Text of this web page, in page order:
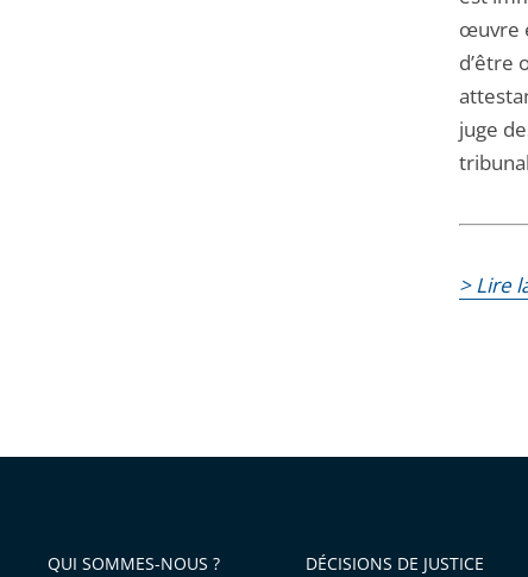
œuvre
d’être
juge
> Lire
QUI SOMMES-NOUS ? DÉCISIONS DE JUSTICE